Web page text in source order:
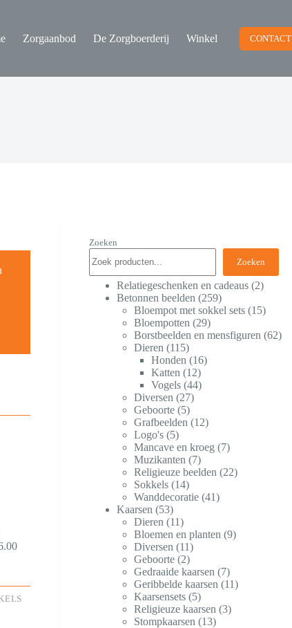
Zorgaanbod De Zorgboerderij Winkel CONTACT
Zoeken
Zoeken
Relatiegeschenken en cadeaus 2
Betonnen beelden
259
Bloempot met sokkel sets 15
Bloempotten
29
Borstbeelden en mensfiguren
62
Dieren
115
Honden
16
Katten
12
Vogels 44
Diversen
27
Geboorte 5
Grafbeelden
12
Logo's 5
Mancave en kroeg
7
Muzikanten
7
Religieuze beelden
22
Sokkels 14
Wanddecoratie 41
Kaarsen
53
Dieren
11
Bloemen en planten
9
Diversen
11
Geboorte 2
Gedraaide kaarsen
7
Geribbelde kaarsen
11
Kaarsensets 5
Religieuze kaarsen
3
Stompkaarsen
13